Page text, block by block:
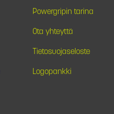
Powergripin tarina
Ota yhteyttä
Tietosuojaseloste
Logopankki